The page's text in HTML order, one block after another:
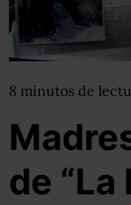
8 minutos de
de “La